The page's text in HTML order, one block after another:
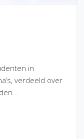
in
verdeeld over